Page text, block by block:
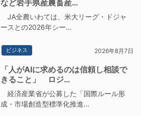
など岩手県産農畜産…
JA全農いわては、米大リーグ・ドジャ
ースとの2026年シー…
ビジネス 2026年8月7日
「人がAIに求めるのは信頼し相談で
きること」 ロジ…
経済産業省が公募した「国際ルール形
成・市場創造型標準化推進…